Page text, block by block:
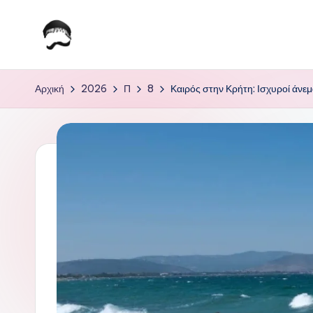
Μετάβαση
Τ
ο
α
Αρχική 2026 Π 8 Καιρός στην Κρήτη: Ισχυροί